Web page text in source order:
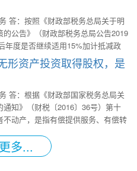
次适用政策时，再次提交《适用
再符合15%加计抵减政策条件但符合
适用政策时，再次提交《适用加计
计抵减政策。
答：按照《财政部税务总局关于明
公告》（财政部税务总局公告2019
年度是否继续适用15%加计抵减政
已经提交《适用15%加计抵减政策
税人，在2020年、2021年是否继
销售额确定。如果仍然符合适用
首次适用政策时，再次提交《适用
符合15%加计抵减政策条件但符合
适用政策时，再次提交《适用加计
资产投资取得股权，是
答：根据《财政部国家税务总局关
知》（财税〔2016〕36号）第十
动产，是指有偿提供服务、有偿转
产、无形资产对外投资，取得被投
、无形资产，应按规定征收增值
多...